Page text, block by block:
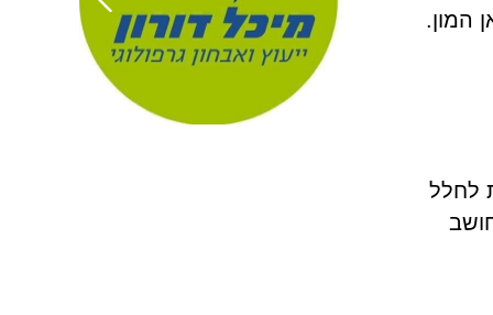
המון.
לחלל